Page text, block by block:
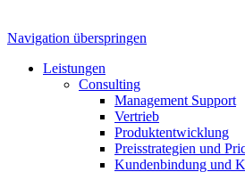
Navigation überspringen
Leistungen
Consulting
Management Support
Vertrieb
Produktentwicklung
Preisstrategien und
Kundenbindung und